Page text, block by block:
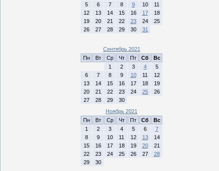
5
6 7 8 9 10
11
12
13 14 15 16 17
18
19
20 21 22 23 24
25
26
27 28 29 30 31
Сентябрь 2021
Пн
Вт Ср Чт Пт Сб
Вс
1
2 3 4
5
6
7 8 9 10 11
12
13
14 15 16 17 18
19
20
21 22 23 24 25
26
27
28 29
30
Ноябрь 2021
Пн
Вт Ср Чт Пт Сб
Вс
1
2 3 4 5 6
7
8
9 10 11 12 13
14
15
16 17 18 19 20
21
22
23 24 25 26 27
28
29
30